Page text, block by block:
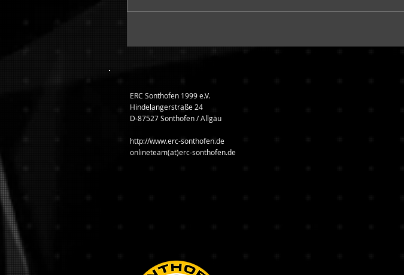
ERC Sonthofen 1999 e.V.
Hindelangerstraße 24
D-87527 Sonthofen / Allgäu
http://www.erc-sonthofen.de
onlineteam(at)erc-sonthofen.de